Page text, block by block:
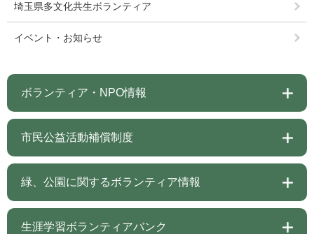
埼玉県多文化共生ボランティア
イベント・お知らせ
ボランティア・NPO情報
市民公益活動補償制度
緑、公園に関するボランティア情報
生涯学習ボランティアバンク